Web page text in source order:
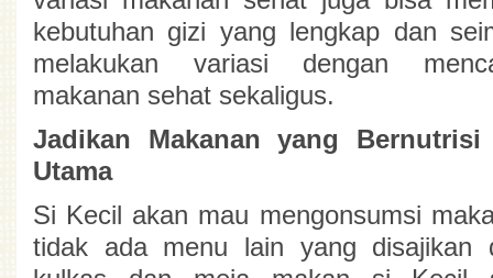
kebutuhan gizi yang lengkap dan
melakukan variasi dengan
makanan sehat sekaligus.
Jadikan Makanan yang
Utama
Si Kecil akan mau mengonsumsi
tidak ada menu lain yang disajikan